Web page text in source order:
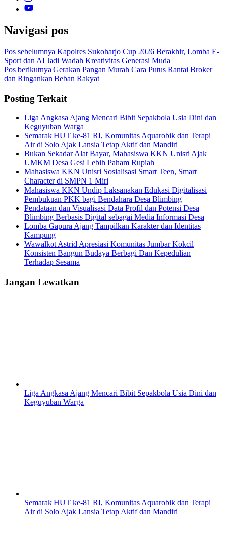
Navigasi pos
Pos sebelumnya Kapolres Sukoharjo Cup 2026 Berakhir, Lomba E-
Sport dan AI Jadi Wadah Kreativitas Generasi Muda
Pos berikutnya Gerakan Pangan Murah Cara Putus Rantai Broker
dan Ringankan Beban Rakyat
Posting Terkait
Liga Angkasa Ajang Mencari Bibit Sepakbola Usia Dini dan
Keguyuban Warga
Semarak HUT ke-81 RI, Komunitas Aquarobik dan Terapi
Air di Solo Ajak Lansia Tetap Aktif dan Mandiri
Bukan Sekadar Alat Bayar, Mahasiswa KKN Unisri Ajak
UMKM Desa Gesi Lebih Paham Rupiah
Mahasiswa KKN Unisri Sosialisasi Smart Teen, Smart
Character di SMPN 1 Miri
Mahasiswa KKN Undip Laksanakan Edukasi Digitalisasi
Pembukuan PKK bagi Bendahara Desa Blimbing
Pendataan dan Visualisasi Data Profil dan Potensi Desa
Blimbing Berbasis Digital sebagai Media Informasi Desa
Lomba Gapura Ajang Tampilkan Karakter dan Identitas
Kampung
Wawalkot Astrid Apresiasi Komunitas Jumbar Kokcil
Konsisten Bangun Budaya Berbagi Dan Kepedulian
Terhadap Sesama
Jangan Lewatkan
Liga Angkasa Ajang Mencari Bibit Sepakbola Usia Dini dan
Keguyuban Warga
Semarak HUT ke-81 RI, Komunitas Aquarobik dan Terapi
Air di Solo Ajak Lansia Tetap Aktif dan Mandiri